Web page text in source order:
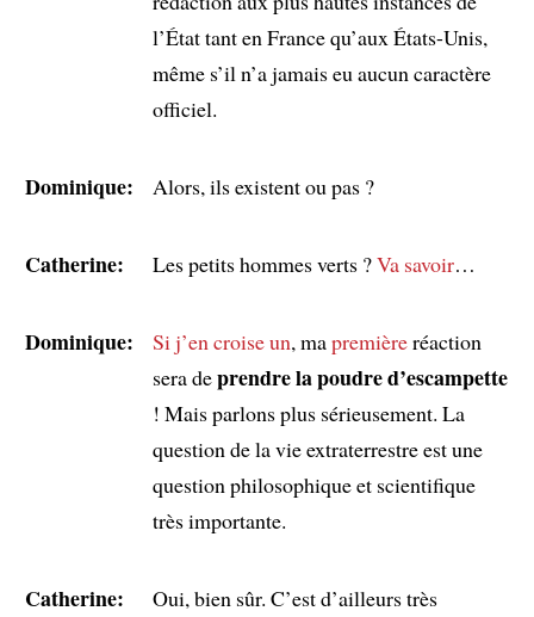
l’État tant en France qu’aux États-Unis,
même s’il n’a jamais eu aucun caractère
officiel.
Dominique: Alors, ils existent ou pas ?
Catherine: Les petits hommes verts ?Va savoir…
Dominique: Si j’en croise un, mapremièreréaction
sera deprendre la poudre d’escampette
! Mais parlons plus sérieusement. La
question de la vie extraterrestre est une
question philosophique et scientifique
très importante.
Catherine:
Oui, bien sûr. C’est d’ailleurs très